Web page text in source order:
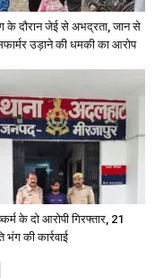
के दौरान जेई से अभद्रता, जान से
उड़ाने की धमकी का आरोप
के दो आरोपी गिरफ्तार, 21
भंग की कार्रवाई